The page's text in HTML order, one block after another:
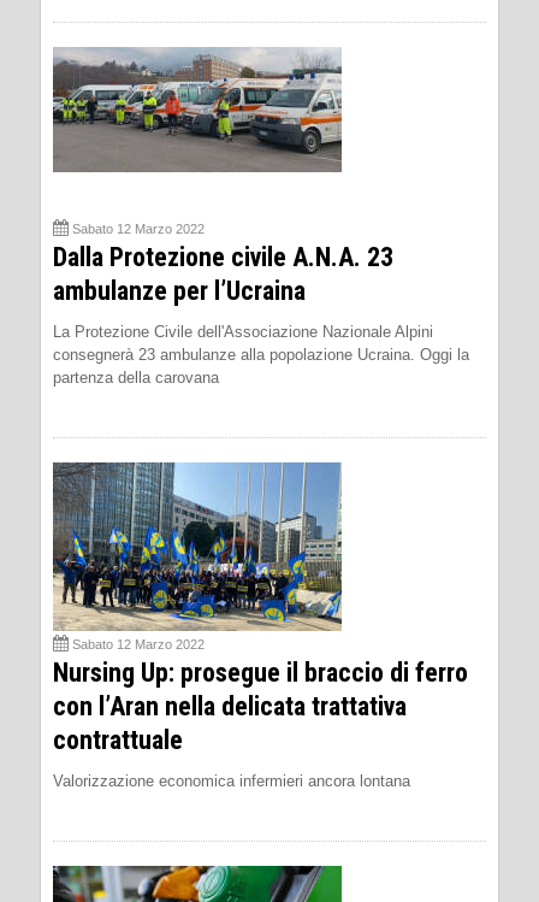
Sabato 12 Marzo 2022
Dalla Protezione civile A.N.A. 23
ambulanze per l’Ucraina
La Protezione Civile dell'Associazione Nazionale Alpini
consegnerà 23 ambulanze alla popolazione Ucraina. Oggi la
partenza della carovana
Sabato 12 Marzo 2022
Nursing Up: prosegue il braccio di ferro
con l’Aran nella delicata trattativa
contrattuale
Valorizzazione economica infermieri ancora lontana